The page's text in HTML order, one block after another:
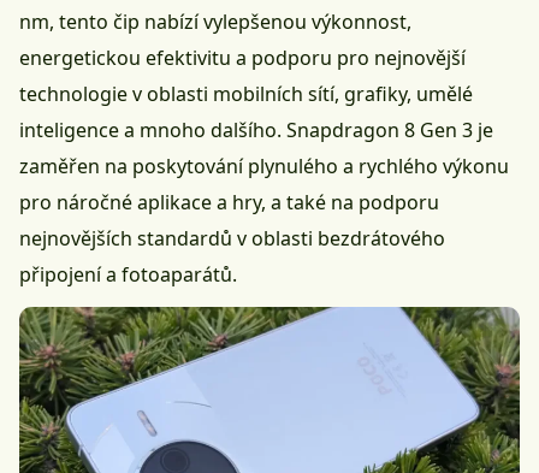
nm, tento čip nabízí vylepšenou výkonnost,
energetickou efektivitu a podporu pro nejnovější
technologie v oblasti mobilních sítí, grafiky, umělé
inteligencea mnoho dalšího. Snapdragon 8 Gen 3 je
zaměřen na poskytování plynulého a rychlého výkonu
pro náročnéaplikacea hry, a také na podporu
nejnovějších standardů v oblasti bezdrátového
připojení a fotoaparátů.